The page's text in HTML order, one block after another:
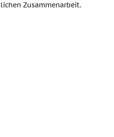
Zusammenarbeit.